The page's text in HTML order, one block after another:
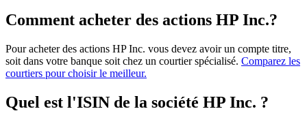
Comment acheter des actions HP Inc.?
Pour acheter des actions HP Inc. vous devez avoir un compte titre,
soit dans votre banque soit chez un courtier spécialisé. Comparez les
courtiers pour choisir le meilleur.
Quel est l'ISIN de la société HP Inc. ?